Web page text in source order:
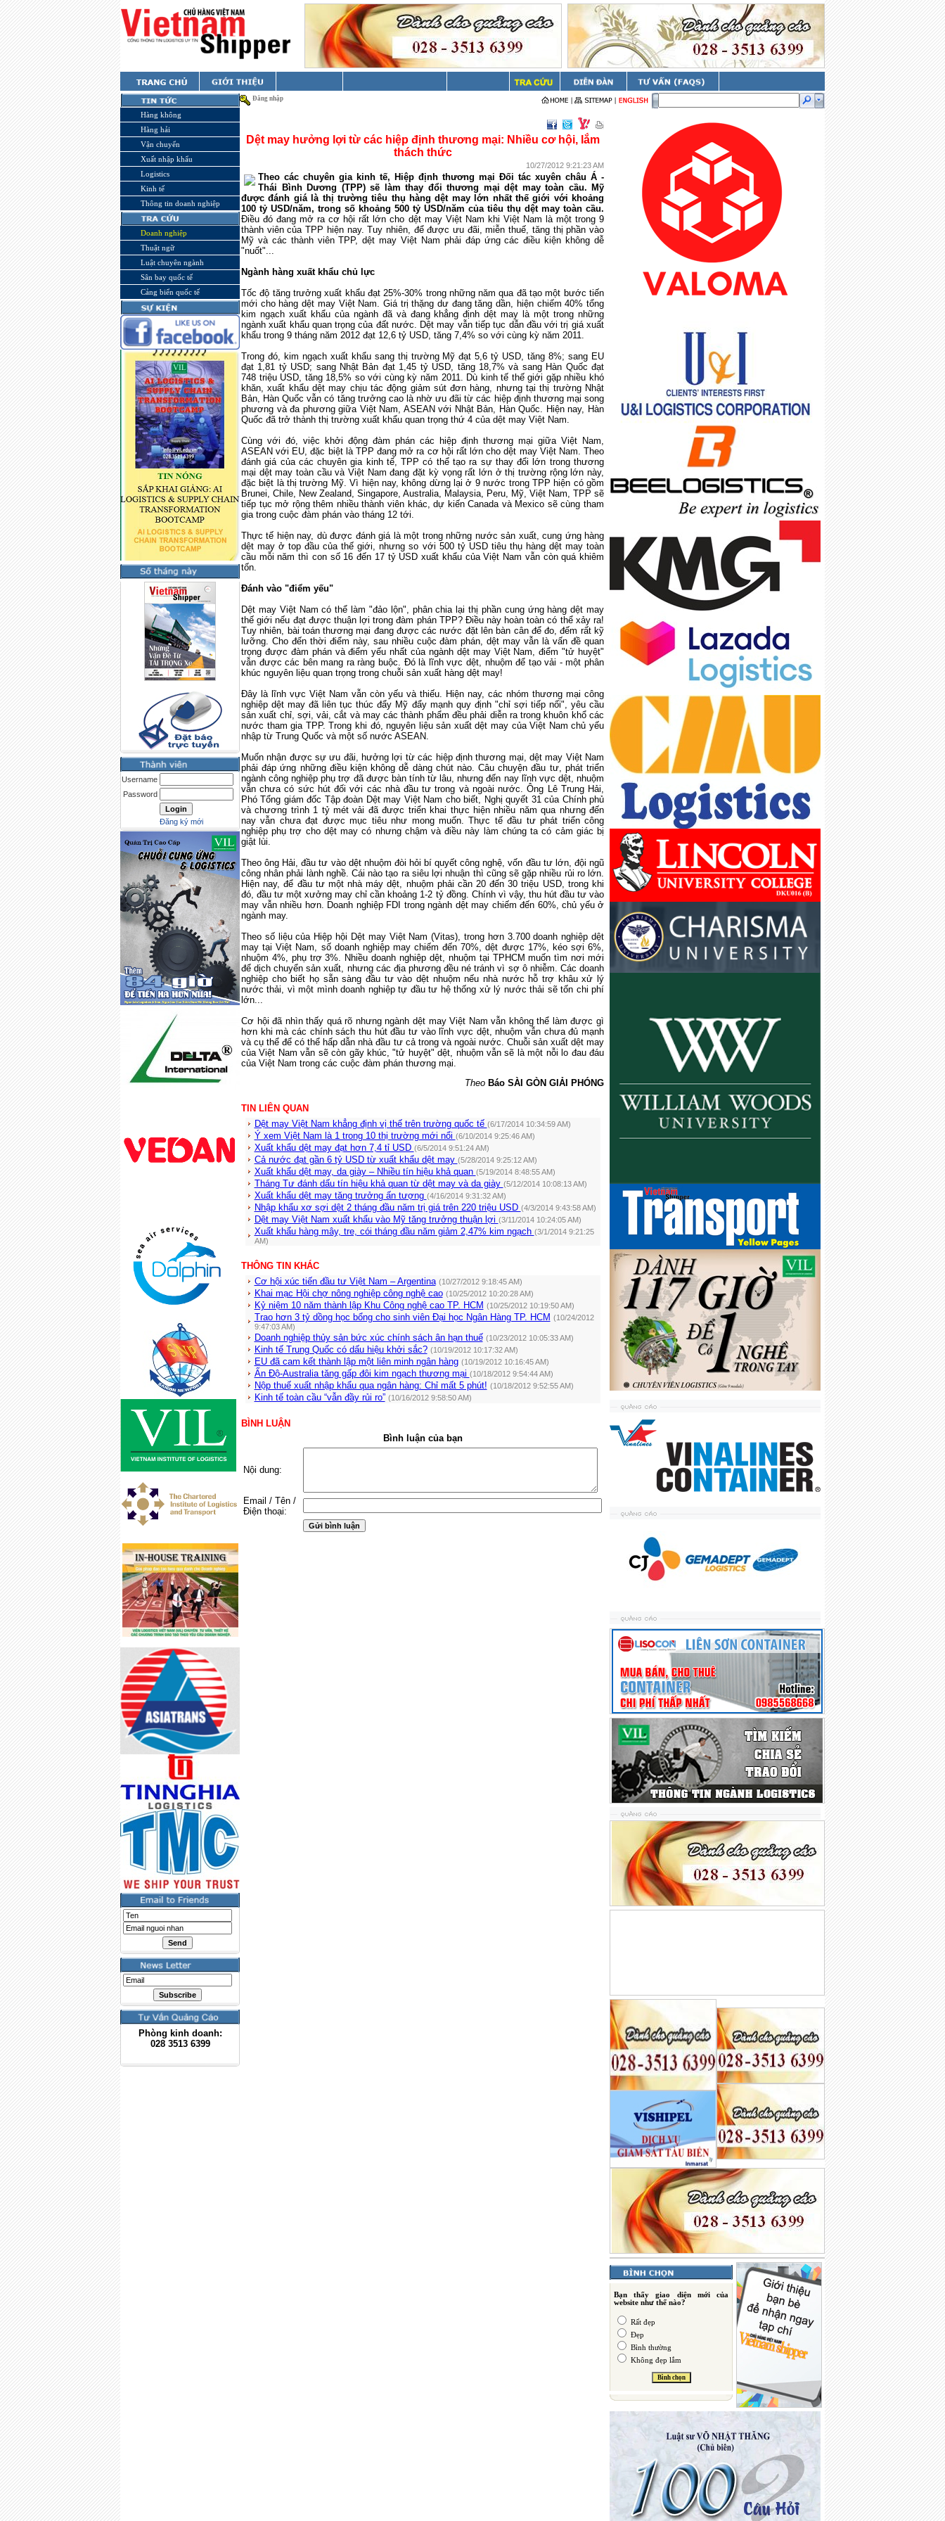
Hàng không
Hàng hải
Vận chuyển
Xuất nhập khẩu
Logistics
Kinh tế
Thông tin doanh nghiệp
Doanh nghiệp
Thuật ngữ
Luật chuyên ngành
Sân bay quốc tế
Cảng biển quốc tế
Username
Password
Đăng ký mới
Phòng kinh doanh:
028 3513 6399
Đăng nhập
Dệt may hưởng lợi từ các hiệp định thương mại: Nhiều cơ hội, lắm
thách thức
10/27/2012 9:21:23 AM
Theo các chuyên gia kinh tế, Hiệp định thương mại Đối tác xuyên châu Á -
Thái Bình Dương (TPP) sẽ làm thay đổi thương mại dệt may toàn cầu. Mỹ
được đánh giá là thị trường tiêu thụ hàng dệt may lớn nhất thế giới với khoảng
100 tỷ USD/năm, trong số khoảng 500 tỷ USD/năm của tiêu thụ dệt may toàn cầu.
Điều đó đang mở ra cơ hội rất lớn cho dệt may Việt Nam khi Việt Nam là một trong 9
thành viên của TPP hiện nay. Tuy nhiên, để được ưu đãi, miễn thuế, tăng thị phần vào
Mỹ và các thành viên TPP, dệt may Việt Nam phải đáp ứng các điều kiện không dễ
"nuốt"...
Ngành hàng xuất khẩu chủ lực
Tốc độ tăng trưởng xuất khẩu đạt 25%-30% trong những năm qua đã tạo một bước tiến
mới cho hàng dệt may Việt Nam. Giá trị thặng dư đang tăng dần, hiện chiếm 40% tổng
kim ngạch xuất khẩu của ngành đã và đang khẳng định dệt may là một trong những
ngành xuất khẩu quan trọng của đất nước. Dệt may vẫn tiếp tục dẫn đầu với trị giá xuất
khẩu trong 9 tháng năm 2012 đạt 12,6 tỷ USD, tăng 7,4% so với cùng kỳ năm 2011.
Trong đó, kim ngạch xuất khẩu sang thị trường Mỹ đạt 5,6 tỷ USD, tăng 8%; sang EU
đạt 1,81 tỷ USD; sang Nhật Bản đạt 1,45 tỷ USD, tăng 18,7% và sang Hàn Quốc đạt
748 triệu USD, tăng 18,5% so với cùng kỳ năm 2011. Dù kinh tế thế giới gặp nhiều khó
khăn, xuất khẩu dệt may chịu tác động giảm sút đơn hàng, nhưng tại thị trường Nhật
Bản, Hàn Quốc vẫn có tăng trưởng cao là nhờ ưu đãi từ các hiệp định thương mại song
phương và đa phương giữa Việt Nam, ASEAN với Nhật Bản, Hàn Quốc. Hiện nay, Hàn
Quốc đã trở thành thị trường xuất khẩu quan trọng thứ 4 của dệt may Việt Nam.
Cùng với đó, việc khởi động đàm phán các hiệp định thương mại giữa Việt Nam,
ASEAN với EU, đặc biệt là TPP đang mở ra cơ hội rất lớn cho dệt may Việt Nam. Theo
đánh giá của các chuyên gia kinh tế, TPP có thể tạo ra sự thay đổi lớn trong thương
mại dệt may toàn cầu và Việt Nam đang đặt kỳ vọng rất lớn ở thị trường rộng lớn này,
đặc biệt là thị trường Mỹ. Vì hiện nay, không dừng lại ở 9 nước trong TPP hiện có gồm
Brunei, Chile, New Zealand, Singapore, Australia, Malaysia, Peru, Mỹ, Việt Nam, TPP sẽ
tiếp tục mở rộng thêm nhiều thành viên khác, dự kiến Canada và Mexico sẽ cùng tham
gia trong cuộc đàm phán vào tháng 12 tới.
Thực tế hiện nay, dù được đánh giá là một trong những nước sản xuất, cung ứng hàng
dệt may ở top đầu của thế giới, nhưng so với 500 tỷ USD tiêu thụ hàng dệt may toàn
cầu mỗi năm thì con số 16 đến 17 tỷ USD xuất khẩu của Việt Nam vẫn còn quá khiêm
tốn.
Đánh vào "điểm yếu"
Dệt may Việt Nam có thể làm "đảo lộn", phân chia lại thị phần cung ứng hàng dệt may
thế giới nếu đạt được thuận lợi trong đàm phán TPP? Điều này hoàn toàn có thể xảy ra!
Tuy nhiên, bài toán thương mại đang được các nước đặt lên bàn cân để đo, đếm rất kỹ
lưỡng. Cho đến thời điểm này, sau nhiều cuộc đàm phán, dệt may vẫn là vấn đề quan
trọng được đàm phán và điểm yếu nhất của ngành dệt may Việt Nam, điểm "tử huyệt"
vẫn được các bên mang ra ràng buộc. Đó là lĩnh vực dệt, nhuộm để tạo vải - một phân
khúc nguyên liệu quan trọng trong chuỗi sản xuất hàng dệt may!
Đây là lĩnh vực Việt Nam vẫn còn yếu và thiếu. Hiện nay, các nhóm thương mại công
nghiệp dệt may đã liên tục thúc đẩy Mỹ đẩy mạnh quy định "chỉ sợi tiếp nối", yêu cầu
sản xuất chỉ, sợi, vải, cắt và may các thành phẩm đều phải diễn ra trong khuôn khổ các
nước tham gia TPP. Trong khi đó, nguyên liệu sản xuất dệt may của Việt Nam chủ yếu
nhập từ Trung Quốc và một số nước ASEAN.
Muốn nhận được sự ưu đãi, hưởng lợi từ các hiệp định thương mại, dệt may Việt Nam
phải đáp ứng những điều kiện không dễ dàng chút nào. Câu chuyện đầu tư, phát triển
ngành công nghiệp phụ trợ đã được bàn tính từ lâu, nhưng đến nay lĩnh vực dệt, nhuộm
vẫn chưa có sức hút đối với các nhà đầu tư trong và ngoài nước. Ông Lê Trung Hải,
Phó Tổng giám đốc Tập đoàn Dệt may Việt Nam cho biết, Nghị quyết 31 của Chính phủ
và chương trình 1 tỷ mét vải đã được triển khai thực hiện nhiều năm qua nhưng đến
nay vẫn chưa đạt được mục tiêu như mong muốn. Thực tế đầu tư phát triển công
nghiệp phụ trợ cho dệt may có nhưng chậm và điều này làm chúng ta có cảm giác bị
giật lùi.
Theo ông Hải, đầu tư vào dệt nhuộm đòi hỏi bí quyết công nghệ, vốn đầu tư lớn, đội ngũ
công nhân phải lành nghề. Cái nào tạo ra siêu lợi nhuận thì cũng sẽ gặp nhiều rủi ro lớn.
Hiện nay, để đầu tư một nhà máy dệt, nhuộm phải cần 20 đến 30 triệu USD, trong khi
đó, đầu tư một xưởng may chỉ cần khoảng 1-2 tỷ đồng. Chính vì vậy, thu hút đầu tư vào
may vẫn nhiều hơn. Doanh nghiệp FDI trong ngành dệt may chiếm đến 60%, chủ yếu ở
ngành may.
Theo số liệu của Hiệp hội Dệt may Việt Nam (Vitas), trong hơn 3.700 doanh nghiệp dệt
may tại Việt Nam, số doanh nghiệp may chiếm đến 70%, dệt được 17%, kéo sợi 6%,
nhuộm 4%, phụ trợ 3%. Nhiều doanh nghiệp dệt, nhuộm tại TPHCM muốn tìm nơi mới
để dịch chuyển sản xuất, nhưng các địa phương đều né tránh vì sợ ô nhiễm. Các doanh
nghiệp cho biết họ sẵn sàng đầu tư vào dệt nhuộm nếu nhà nước hỗ trợ khâu xử lý
nước thải, vì một mình doanh nghiệp tự đầu tư hệ thống xử lý nước thải sẽ tốn chi phí
lớn...
Cơ hội đã nhìn thấy quá rõ nhưng ngành dệt may Việt Nam vẫn không thể làm được gì
hơn khi mà các chính sách thu hút đầu tư vào lĩnh vực dệt, nhuộm vẫn chưa đủ mạnh
và cụ thể để có thể hấp dẫn nhà đầu tư cả trong và ngoài nước. Chuỗi sản xuất dệt may
của Việt Nam vẫn sẽ còn gãy khúc, "tử huyệt" dệt, nhuộm vẫn sẽ là một nỗi lo đau đáu
của Việt Nam trong các cuộc đàm phán thương mại.
Theo Báo SÀI GÒN GIẢI PHÓNG
TIN LIÊN QUAN
Dệt may Việt Nam khẳng định vị thế trên trường quốc tế (6/17/2014 10:34:59 AM)
Ý xem Việt Nam là 1 trong 10 thị trường mới nổi (6/10/2014 9:25:46 AM)
Xuất khẩu dệt may đạt hơn 7,4 tỉ USD (6/5/2014 9:51:24 AM)
Cả nước đạt gần 6 tỷ USD từ xuất khẩu dệt may (5/28/2014 9:25:12 AM)
Xuất khẩu dệt may, da giày – Nhiều tín hiệu khả quan (5/19/2014 8:48:55 AM)
Tháng Tư đánh dấu tín hiệu khả quan từ dệt may và da giày (5/12/2014 10:08:13 AM)
Xuất khẩu dệt may tăng trưởng ấn tượng (4/16/2014 9:31:32 AM)
Nhập khẩu xơ sợi dệt 2 tháng đầu năm trị giá trên 220 triệu USD (4/3/2014 9:43:58 AM)
Dệt may Việt Nam xuất khẩu vào Mỹ tăng trưởng thuận lợi (3/11/2014 10:24:05 AM)
Xuất khẩu hàng mây, tre, cói tháng đầu năm giảm 2,47% kim ngạch (3/1/2014 9:21:25
AM)
THÔNG TIN KHÁC
Cơ hội xúc tiến đầu tư Việt Nam – Argentina (10/27/2012 9:18:45 AM)
Khai mạc Hội chợ nông nghiệp công nghệ cao (10/25/2012 10:20:28 AM)
Kỷ niệm 10 năm thành lập Khu Công nghệ cao TP. HCM (10/25/2012 10:19:50 AM)
Trao hơn 3 tỷ dồng học bổng cho sinh viên Đại học Ngân Hàng TP. HCM (10/24/2012
9:47:03 AM)
Doanh nghiệp thủy sản bức xúc chính sách ân hạn thuế (10/23/2012 10:05:33 AM)
Kinh tế Trung Quốc có dấu hiệu khởi sắc? (10/19/2012 10:17:32 AM)
EU đã cam kết thành lập một liên minh ngân hàng (10/19/2012 10:16:45 AM)
Ấn Độ-Australia tăng gấp đôi kim ngạch thương mại (10/18/2012 9:54:44 AM)
Nộp thuế xuất nhập khẩu qua ngân hàng: Chỉ mất 5 phút! (10/18/2012 9:52:55 AM)
Kinh tế toàn cầu “vẫn đầy rủi ro” (10/16/2012 9:58:50 AM)
BÌNH LUẬN
Bình luận của bạn
Nội dung:
Email / Tên /
Điện thoại:
Bạn thấy giao diện mới của
website như thế nào?
Rất đẹp
Đẹp
Bình thường
Không đẹp lắm